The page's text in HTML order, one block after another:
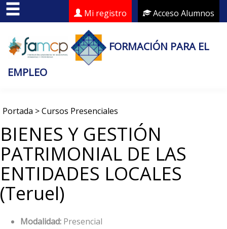
Acceso Alumnos
Mi registro
FORMACIÓN PARA EL
EMPLEO
Portada >Cursos Presenciales
BIENES Y GESTIÓN
PATRIMONIAL DE LAS
ENTIDADES LOCALES
(Teruel)
Modalidad: Presencial